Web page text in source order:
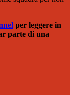
per leggere in
parte di una